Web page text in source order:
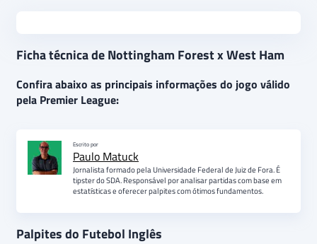
Ficha técnica de Nottingham Forest x West Ham
Confira abaixo as principais informações do jogo válido
pela Premier League:
Escrito por
Paulo Matuck
Jornalista formado pela Universidade Federal de Juiz de Fora. É
tipster do SDA. Responsável por analisar partidas com base em
estatísticas e oferecer palpites com ótimos fundamentos.
Palpites do Futebol Inglês